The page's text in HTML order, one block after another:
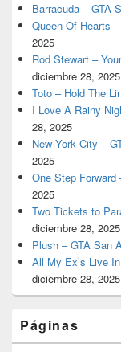
Barracuda – GTA
Queen Of Hearts
2025
Rod Stewart –
diciembre 28, 2025
Toto – Hold The
I Love A Rainy
28, 2025
New York City –
2025
One Step Forward
2025
Two Tickets to
diciembre 28, 2025
Plush – GTA San
All My Ex’s Live
diciembre 28, 2025
Páginas